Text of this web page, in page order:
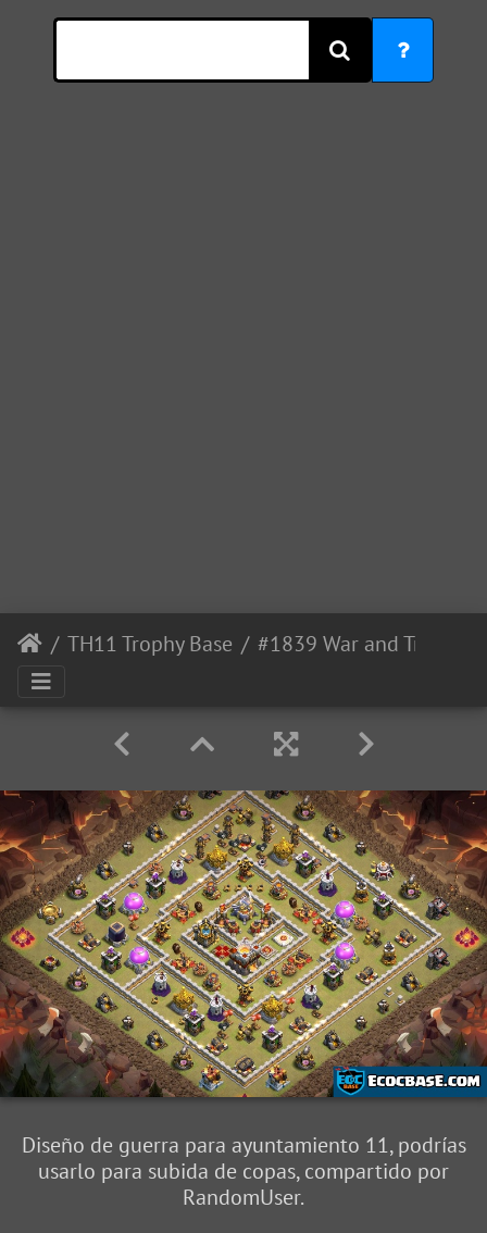
TH11 Trophy Base
Diseño de guerra para ayuntamiento 11, podrías
usarlo para subida de copas, compartido por
RandomUser.